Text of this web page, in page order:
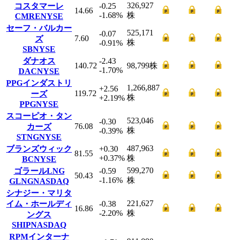
コスタマーレ
CMRENYSE
14.66
-0.25
-1.68%
326,927
株
セーフ・バルカー
ズ
SBNYSE
7.60
-0.07
-0.91%
525,171
株
ダナオス
DACNYSE
140.72
-2.43
-1.70%
98,799株
PPGインダストリ
ーズ
PPGNYSE
119.72
+2.56
+2.19%
1,266,887
株
スコーピオ・タン
カーズ
STNGNYSE
76.08
-0.30
-0.39%
523,046
株
ブランズウィック
BCNYSE
81.55
+0.30
+0.37%
487,963
株
ゴラールLNG
GLNGNASDAQ
50.43
-0.59
-1.16%
599,270
株
シナジー・マリタ
イム・ホールディ
ングス
SHIPNASDAQ
16.86
-0.38
-2.20%
221,627
株
RPMインターナ